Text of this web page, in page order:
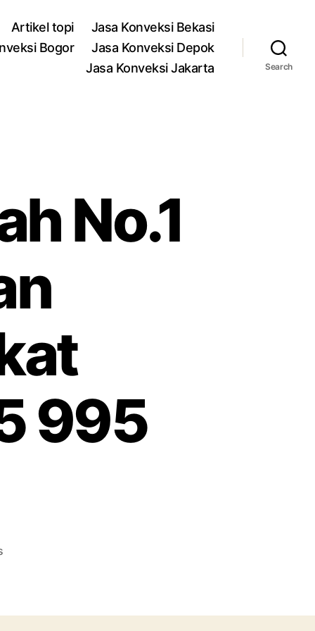
Artikel topi
Jasa Konveksi Bekasi
Bogor
Jasa Konveksi Depok
Jasa Konveksi Jakarta
Search
No.1
995
on
No.1